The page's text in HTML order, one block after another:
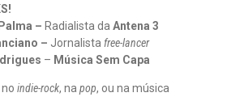
– Radialista daAntena 3
– Jornalistafree-lancer
– Música Sem Capa
indie-rock, napop, ou na música